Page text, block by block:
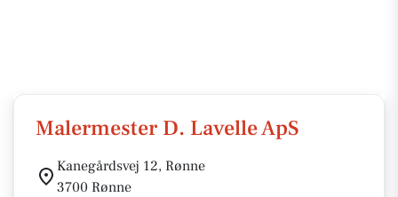
Malermester D. Lavelle ApS
Kanegårdsvej 12, Rønne
3700 Rønne